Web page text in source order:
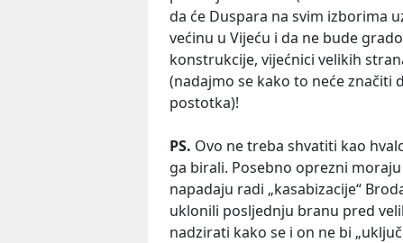
da će Duspara na svim izborima
većinu u Vijeću i da ne bude
konstrukcije, vijećnici velikih
(nadajmo se kako to neće
postotka)!
PS. Ovo ne treba shvatiti kao
ga birali. Posebno oprezni
napadaju radi „kasabizacije“
uklonili posljednju branu pred
nadzirati kako se i on ne bi